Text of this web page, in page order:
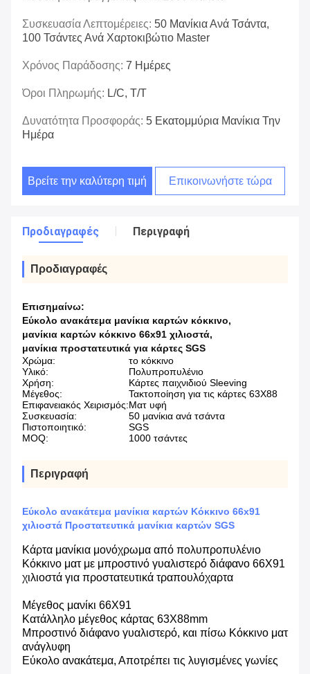
Συσκευασία Λεπτομέρειες: 50 Μανίκια Ανά Τσάντα,
100 Τσάντες Ανά Χαρτοκιβώτιο Master
Χρόνος Παράδοσης: 7 Ημέρες
Όροι Πληρωμής: L/C, T/T
Δυνατότητα Προσφοράς: 5 Εκατομμύρια Μανίκια Την
Ημέρα
Βρείτε την καλύτερη τιμή Επικοινωνήστε τώρα
Προδιαγραφές Περιγραφή
Προδιαγραφές
Επισημαίνω:
Εύκολο ανακάτεμα μανίκια καρτών κόκκινο,
μανίκια καρτών κόκκινο 66x91 χιλιοστά,
μανίκια προστατευτικά για κάρτες SGS
Χρώμα:
το κόκκινο
Υλικό:
Πολυπροπυλένιο
Χρήση:
Κάρτες παιχνιδιού Sleeving
Μέγεθος:
Τακτοποίηση για τις κάρτες 63X88
Επιφανειακός Χειρισμός:Ματ υφή
Συσκευασία:
50 μανίκια ανά τσάντα
Πιστοποιητικό:
SGS
MOQ:
1000 τσάντες
Περιγραφή
Εύκολο ανακάτεμα μανίκια καρτών Κόκκινο 66x91
χιλιοστά Προστατευτικά μανίκια καρτών SGS
Κάρτα μανίκια μονόχρωμα από πολυπροπυλένιο
Κόκκινο ματ με μπροστινό γυαλιστερό διάφανο 66Χ91
χιλιοστά για προστατευτικά τραπουλόχαρτα
Μέγεθος μανίκι 66Χ91
Κατάλληλο μέγεθος κάρτας 63X88mm
Μπροστινό διάφανο γυαλιστερό, και πίσω Κόκκινο ματ
ανάγλυφη
Εύκολο ανακάτεμα, Αποτρέπει τις λυγισμένες γωνίες